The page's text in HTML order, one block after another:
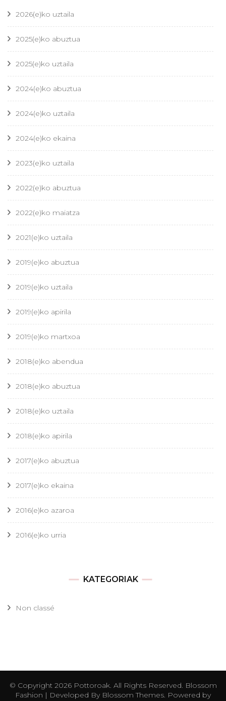
2026(e)ko uztaila
2025(e)ko abuztua
2025(e)ko uztaila
2024(e)ko abuztua
2024(e)ko uztaila
2024(e)ko ekaina
2023(e)ko uztaila
2022(e)ko abuztua
2022(e)ko maiatza
2021(e)ko uztaila
2019(e)ko abuztua
2019(e)ko uztaila
2019(e)ko apirila
2019(e)ko martxoa
2018(e)ko abendua
2018(e)ko abuztua
2018(e)ko uztaila
2018(e)ko apirila
2017(e)ko abuztua
2017(e)ko ekaina
2016(e)ko azaroa
2016(e)ko urria
KATEGORIAK
Non classé
© Copyright 2026 Pottoroak. All Rights Reserved. Blossom
Fashion | Developed By Blossom Themes. Powered by